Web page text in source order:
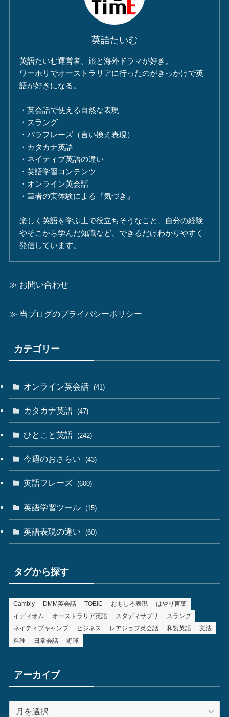
英語たいむ
英語たいむ運営者。旅と海外ドラマが好き。
ワーホリでオーストラリアに行ったのがきっかけで英
語が好きになる。
・英会話で使える自然な表現
・スラング
・パラフレーズ（言い換え表現）
・カタカナ英語
・ネイティブ英語の違い
・英語学習コンテンツ
・オンライン英会話
・筆者の実体験による『気づき』
楽しく英語を学ぶ上で役立ちそうなこと、自分の経験
やそこから学んだ知識など、できるだけわかりやすく
発信しています。
≫ お問い合わせ
≫ 当ブログのプライバシーポリシー
カテゴリー
オンライン英会話 (41)
カタカナ英語 (47)
ひとこと英語 (242)
今週のおさらい (43)
英語フレーズ (600)
英語学習ツール (15)
英語表現の違い (60)
タグから探す
Cambly DMM英会話 TOEIC おもしろ表現
はやり言葉
イディオム
オーストラリア英語 スタディサプリ
スラング
ネイティブキャンプ
ビジネス レアジョブ英会話 和製英語
文法
料理
日常会話 野球
アーカイブ